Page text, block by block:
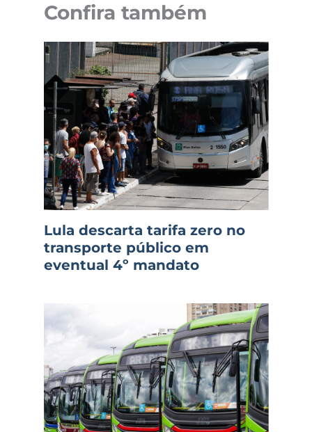
Confira também
Lula descarta tarifa zero no
transporte público em
eventual 4º mandato